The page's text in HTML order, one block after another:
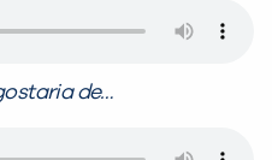
de…